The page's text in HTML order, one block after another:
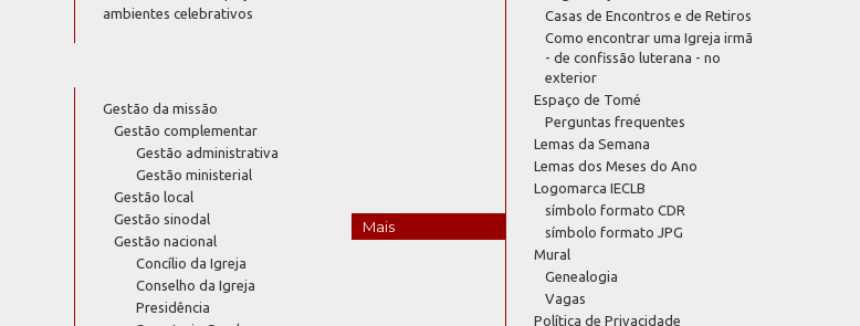
ambientes celebrativos
Gestão da missão
Gestão complementar
Gestão administrativa
Gestão ministerial
Gestão local
Gestão sinodal
Gestão nacional
Concílio da Igreja
Conselho da Igreja
Presidência
Mais
Casas de Encontros e de Retiros
Como encontrar uma Igreja irmã
- de confissão luterana - no
exterior
Espaço de Tomé
Perguntas frequentes
Lemas da Semana
Lemas dos Meses do Ano
Logomarca IECLB
símbolo formato CDR
símbolo formato JPG
Mural
Genealogia
Vagas
Política de Privacidade